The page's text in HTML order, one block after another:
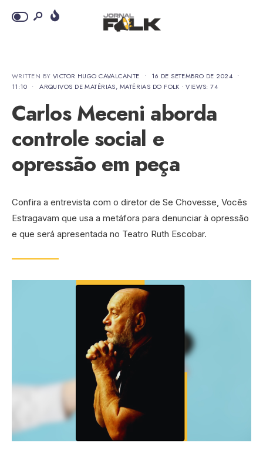
WRITTEN BY VICTOR HUGO CAVALCANTE • 16 DE SETEMBRO DE 2024 •
11:10 • ARQUIVOS DE MATÉRIAS, MATÉRIAS DO FOLK •VIEWS: 74
Carlos Meceni aborda
controle social e
opressão em peça
Confira a entrevista com o diretor de Se Chovesse, Vocês
Estragavam que usa a metáfora para denunciar à opressão
e que será apresentada no Teatro Ruth Escobar.